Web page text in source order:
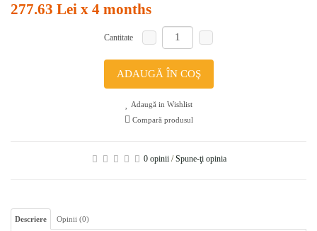
277.63 Lei x 4 months
Cantitate
ADAUGĂ ÎN COŞ
Adaugă in Wishlist
Compară produsul
0 opinii /Spune-ţi opinia
Descriere Opinii (0)